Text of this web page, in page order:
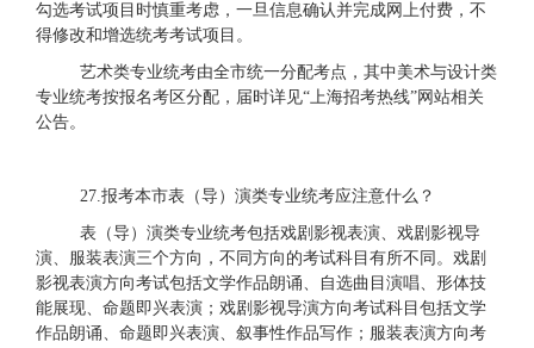
勾选考试项目时慎重考虑，一旦信息确认并完成网上付费，不
得修改和增选统考考试项目。
艺术类专业统考由全市统一分配考点，其中美术与设计类
专业统考按报名考区分配 ，届时详见“上海招考热线”网站相关
公告。
27.报考本市表（导）演类专业统考应注意什么？
表（导）演类专业统考包括戏剧影视表演、戏剧影视导
演、服装表演三个方向，不同方向的考试科目有所不同。戏剧
影视表演方向考试包括文学作品朗诵、自选曲目演唱、形体技
能展现、命题即兴表演；戏剧影视导演方向考试科目包括文学
作品朗诵、命题即兴表演、叙事性作品写作；服装表演方向考